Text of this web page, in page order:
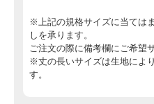
※上記の規格サイズに当ては
しを承ります。
ご注文の際に備考欄にご希望
※丈の長いサイズは生地によ
す。